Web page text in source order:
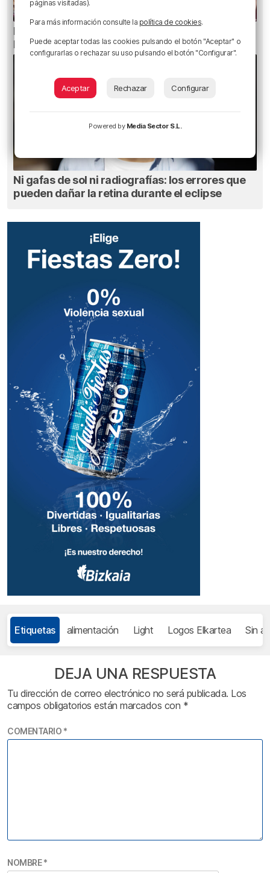
Bilbao celebra San Mamés en el aniversario de
la Misericordia
Ni gafas de sol ni radiografías: los errores que
pueden dañar la retina durante el eclipse
Etiquetas alimentación Light Logos Elkartea Sin
DEJA UNA RESPUESTA
Tu dirección de correo electrónico no será publicada. Los
campos obligatorios están marcados con *
COMENTARIO *
NOMBRE*
páginas visitadas).
Para más información consulte la política de cookies.
Puede aceptar todas las cookies pulsando el botón "Aceptar" o
configurarlas o rechazar su uso pulsando el botón "Configurar".
Aceptar Rechazar Configurar
Powered by Media Sector S.L.